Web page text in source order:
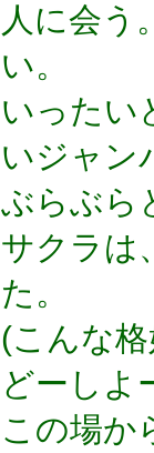
人に会う
い。
いったい
いジャン
ぶらぶら
サクラは
た。
(こんな
どーしよ
この場か